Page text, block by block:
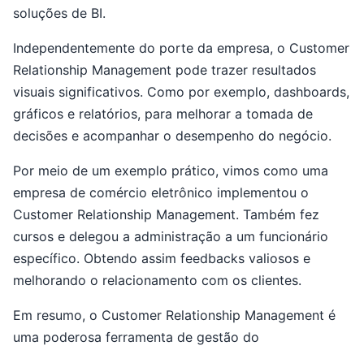
soluções de BI.
Independentemente do porte da empresa, o Customer
Relationship Management pode trazer resultados
visuais significativos. Como por exemplo, dashboards,
gráficos e relatórios, para melhorar a tomada de
decisões e acompanhar o desempenho do negócio.
Por meio de um exemplo prático, vimos como uma
empresa de comércio eletrônico implementou o
Customer Relationship Management. Também fez
cursos e delegou a administração a um funcionário
específico. Obtendo assim feedbacks valiosos e
melhorando o relacionamento com os clientes.
Em resumo, o Customer Relationship Management é
uma poderosa ferramenta de gestão do